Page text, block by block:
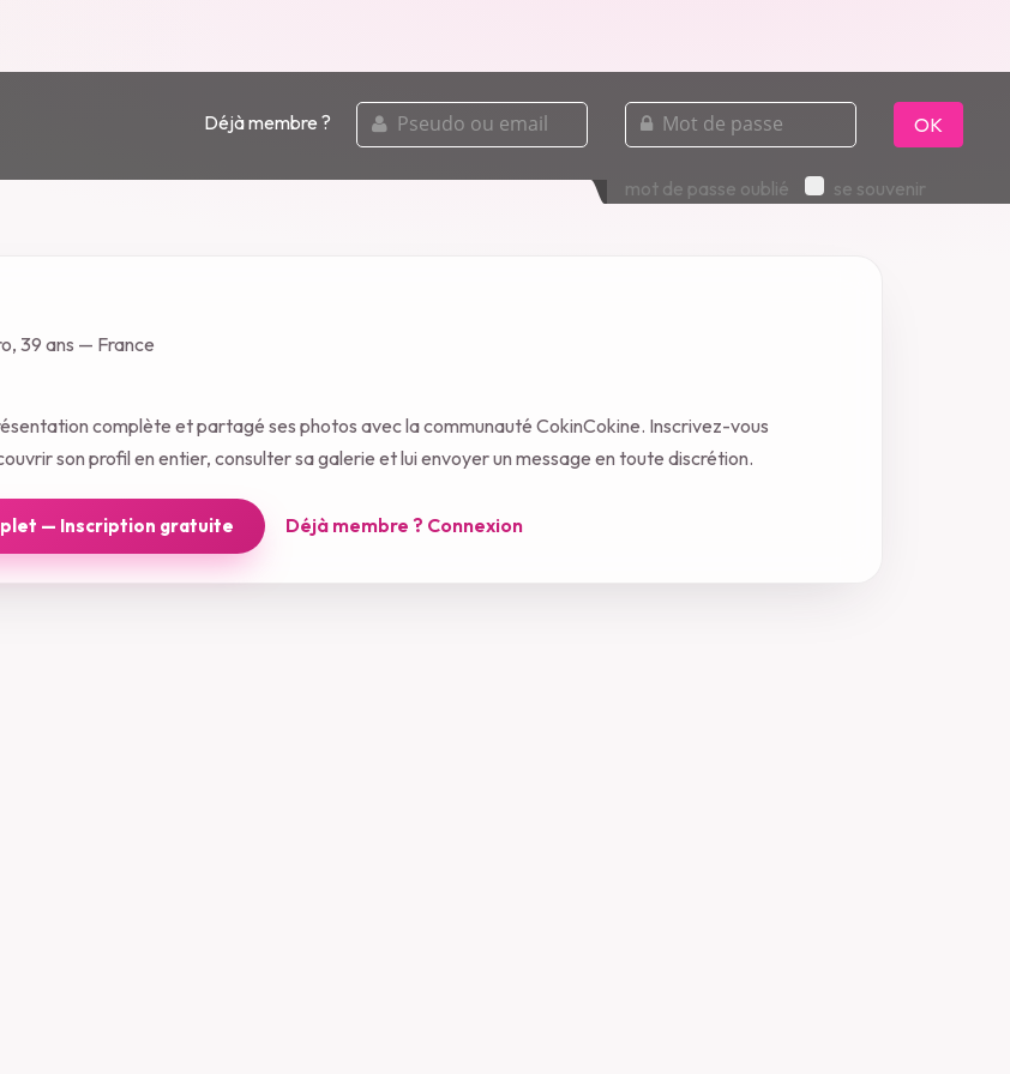
Déjà membre ?
pseudo
ou
email
mot
de
passe
OK
mot de passe oublié se souvenir
39 ans — France
complète et partagé ses photos avec la communauté CokinCokine. Inscrivez-vous
son profil en entier, consulter sa galerie et lui envoyer un message en toute discrétion.
— Inscription gratuite Déjà membre ? Connexion